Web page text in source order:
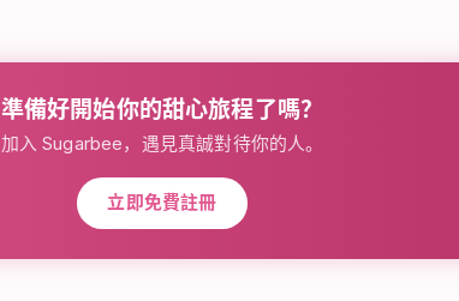
準備好開始你的甜心旅程了嗎？
加入 Sugarbee，遇見真誠對待你的人。
立即免費註冊